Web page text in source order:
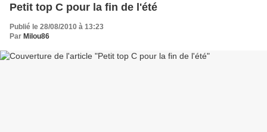
Petit top C pour la fin de l'été
Publié le 28/08/2010 à 13:23
Par Milou86